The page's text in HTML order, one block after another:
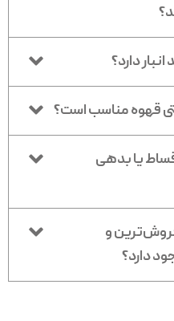
دارد؟
قهوه مناسب است؟
یا بدهی
و
دارد؟